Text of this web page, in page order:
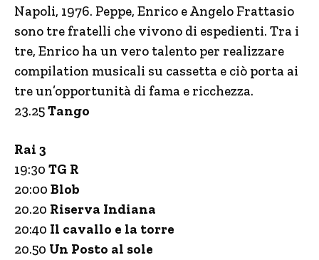
Napoli, 1976. Peppe, Enrico e Angelo Frattasio
sono tre fratelli che vivono di espedienti. Tra i
tre, Enrico ha un vero talento per realizzare
compilation musicali su cassetta e ciò porta ai
tre un’opportunità di fama e ricchezza.
23.25Tango
Rai 3
19:30 TG R
20:00 Blob
20.20 Riserva Indiana
20:40 Il cavallo e la torre
20.50 Un Posto al sole